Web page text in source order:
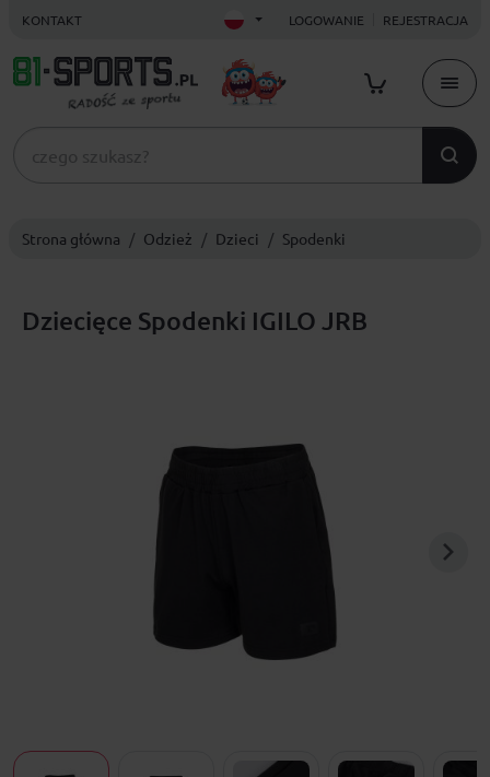
KONTAKT LOGOWANIE REJESTRACJA
Strona główna Odzież Dzieci Spodenki
Dziecięce Spodenki IGILO JRB